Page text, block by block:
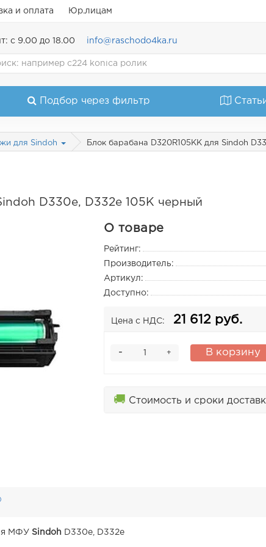
и оплата Юр.лицам
с 9.00 до 18.00 info@raschodo4ka.ru
Подбор через фильтр
для Sindoh Блок барабана D320R105KK для Sindoh
D330e, D332e 105K черный
О товаре
Рейтинг:
Производитель:
Артикул:
Доступно:
Цена с НДС: 21 612 руб.
+
- В корзину
🚚 Стоимость и сроки
МФУ Sindoh D330e, D332e